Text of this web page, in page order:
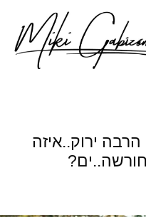
ירוק..איזה